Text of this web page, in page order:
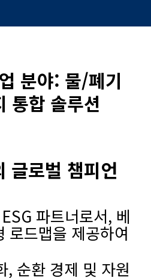
분야: 물/폐기
통합 솔루션
글로벌 챔피언
파트너로서, 베
로드맵을 제공하여
, 순환 경제 및 자원